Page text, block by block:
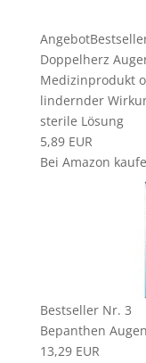
Angebot
Doppelherz
Medizinprodukt
lindernder
sterile Lösung
5,89 EUR
Bei Amazon
Bestseller Nr. 3
Bepanthen
13,29 EUR